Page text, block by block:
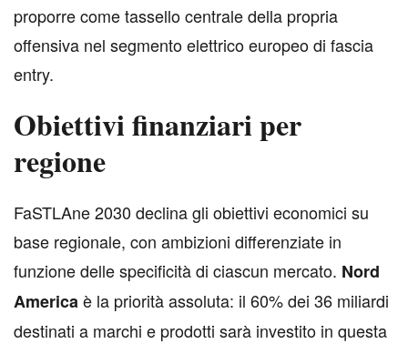
proporre come tassello centrale della propria
offensiva nel segmento elettrico europeo di fascia
entry.
Obiettivi finanziari per
regione
FaSTLAne 2030 declina gli obiettivi economici su
base regionale, con ambizioni differenziate in
funzione delle specificità di ciascun mercato. Nord
Americaè la priorità assoluta: il 60% dei 36 miliardi
destinati a marchi e prodotti sarà investito in questa